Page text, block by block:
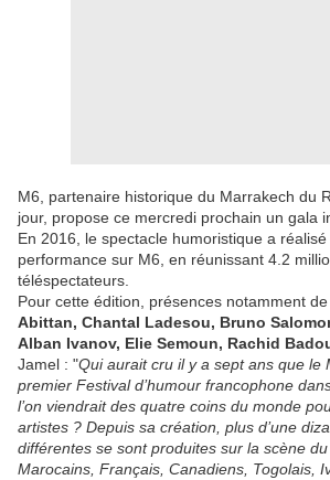
M6, partenaire historique du Marrakech du
jour, propose ce mercredi prochain un gala
En 2016, le spectacle humoristique a
performance sur M6, en réunissant 4.2
téléspectateurs.
Pour cette édition, présences notamment de
Abittan, Chantal Ladesou, Bruno
Alban Ivanov, Elie Semoun, Rachid
Jamel : "Qui aurait cru il y a sept ans que le
premier Festival d’humour francophone
l’on viendrait des quatre coins du monde
artistes ? Depuis sa création, plus d’une
différentes se sont produites sur la scène
Marocains, Français, Canadiens, Togolais,